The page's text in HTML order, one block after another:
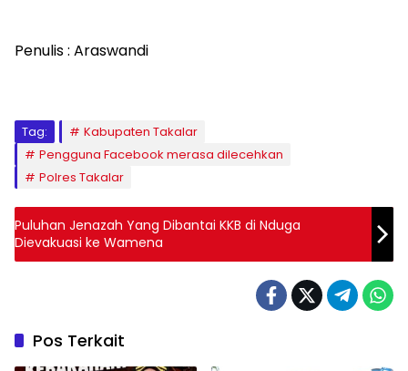
Penulis : Araswandi
Tag:
Kabupaten Takalar
Pengguna Facebook merasa dilecehkan
Polres Takalar
Puluhan Jenazah Yang Dibantai KKB di Nduga
Dievakuasi ke Wamena
Pos Terkait